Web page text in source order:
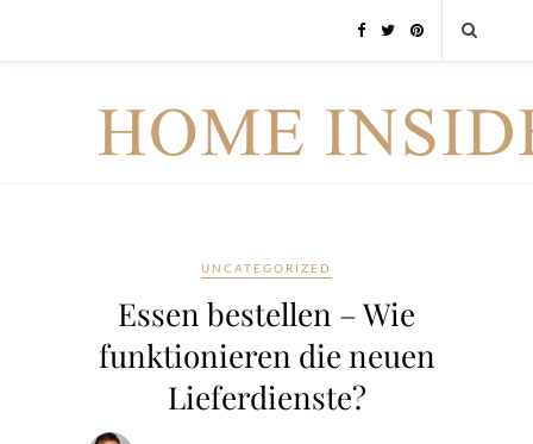
UNCATEGORIZED
Essen bestellen – Wie
funktionieren die neuen
Lieferdienste?